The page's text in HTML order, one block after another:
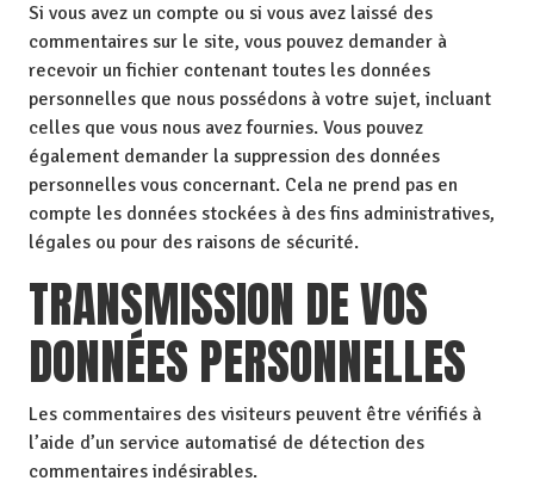
Si vous avez un compte ou si vous avez laissé des
commentaires sur le site, vous pouvez demander à
recevoir un fichier contenant toutes les données
personnelles que nous possédons à votre sujet, incluant
celles que vous nous avez fournies. Vous pouvez
également demander la suppression des données
personnelles vous concernant. Cela ne prend pas en
compte les données stockées à des fins administratives,
légales ou pour des raisons de sécurité.
TRANSMISSION DE VOS
DONNÉES PERSONNELLES
Les commentaires des visiteurs peuvent être vérifiés à
l’aide d’un service automatisé de détection des
commentaires indésirables.